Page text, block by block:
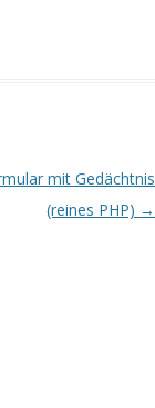
mit Gedächtnis
(reines PHP) →